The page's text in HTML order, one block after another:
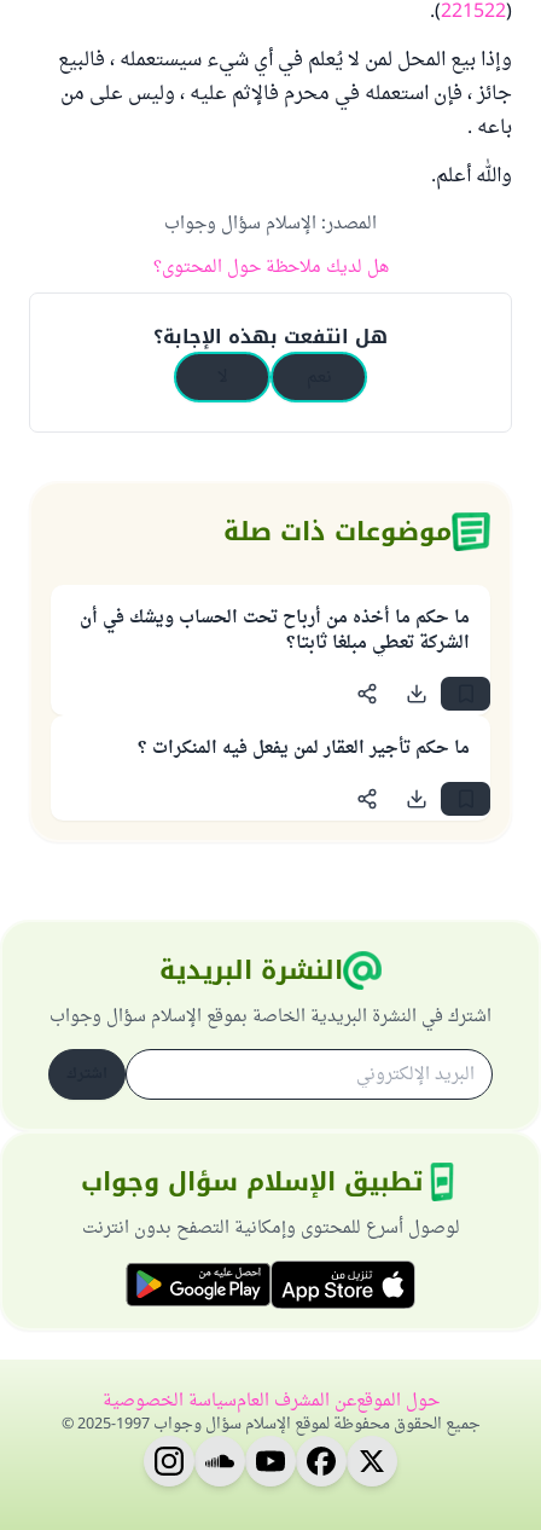
221522
).
وإذا بيع المحل لمن لا يُعلم في أي شيء سيستعمله ، فالبيع
جائز ، فإن استعمله في محرم فالإثم عليه ، وليس على من
باعه .
والله أعلم.
المصدر:الإسلام سؤال وجواب
هل لديك ملاحظة حول المحتوى؟
هل انتفعت بهذه الإجابة؟
موضوعات ذات صلة
ما حكم ما أخذه من أرباح تحت الحساب ويشك في أن
الشركة تعطي مبلغا ثابتا؟
ما حكم تأجير العقار لمن يفعل فيه المنكرات ؟
النشرة البريدية
اشترك في النشرة البريدية الخاصة بموقع الإسلام سؤال وجواب
اشترك
تطبيق الإسلام سؤال وجواب
لوصول أسرع للمحتوى وإمكانية التصفح بدون انترنت
حول الموقععن المشرف العامسياسة الخصوصية
جميع الحقوق محفوظة لموقع الإسلام سؤال وجواب 1997-2025 ©